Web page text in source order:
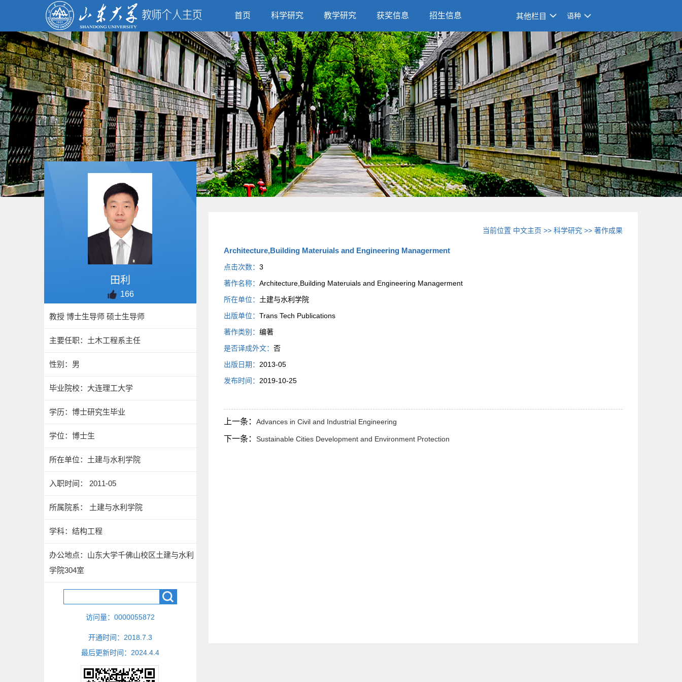
首页 科学研究 教学研究 获奖信息 招生信息 其他栏目 语种
田利
166
教授 博士生导师 硕士生导师
主要任职：土木工程系主任
性别：男
毕业院校：大连理工大学
学历：博士研究生毕业
学位：博士生
所在单位：土建与水利学院
入职时间： 2011-05
所属院系： 土建与水利学院
学科：结构工程
办公地点：山东大学千佛山校区土建与水利
学院304室
访问量： 0000055872
开通时间： 2018 7 3
最后更新时间： 2024 4 4
当前位置 中文主页 >>科学研究 >>著作成果
Architecture,Building Materuials and Engineering Managerment
点击次数： 3
著作名称： Architecture,Building Materuials and Engineering Managerment
所在单位： 土建与水利学院
出版单位： Trans Tech Publications
著作类别： 编著
是否译成外文： 否
出版日期： 2013-05
发布时间： 2019-10-25
上一条： Advances in Civil and Industrial Engineering
下一条： Sustainable Cities Development and Environment Protection